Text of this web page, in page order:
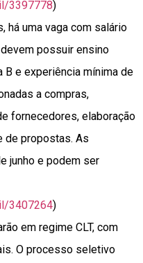
3397778)
há uma vaga com salário
possuir ensino
B e experiência mínima de
a compras,
fornecedores, elaboração
de propostas. As
junho e podem ser
3407264)
em regime CLT, com
O processo seletivo